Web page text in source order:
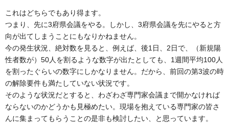
これはどちらでもあり得ます。
つまり、先に3府県会議をやる。しかし、3府県会議を先にやると方
向が出てしまうことにもなりかねません。
今の発生状況、絶対数を見ると、例えば、後1日、2日で、（新規陽
性者数が）50人を割るような数字が出たとしても、1週間平均100人
を割ったぐらいの数字にしかなりません。だから、前回の第3波の時
の解除要件も満たしていない状況です。
そのような状況だとすると、わざわざ専門家会議まで開かなければ
ならないのかどうかも見極めたい。現場を抱えている専門家の皆さ
んに集まってもらうことの是非も検討したい、と思っています。